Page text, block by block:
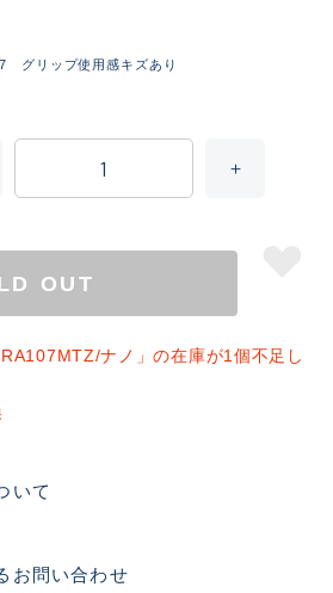
グリップ使用感キズあり
OUT
ナノ」の在庫が1個不足し
いて
お問い合わせ